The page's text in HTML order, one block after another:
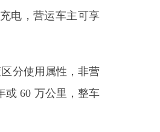
电，营运车主可享
分使用属性，非营
或 60 万公里，整车